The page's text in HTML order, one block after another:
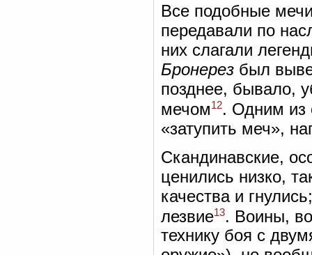
Все подобные
передавали по
них слагали
Бронерез был
позднее, бывало,
мечом12. Одним из
«затупить меч»,
Скандинавские,
ценились низко,
качества и
лезвие13. Воины,
технику боя с